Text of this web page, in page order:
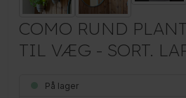
COMO RUND
TIL VÆG - SORT.
På lager